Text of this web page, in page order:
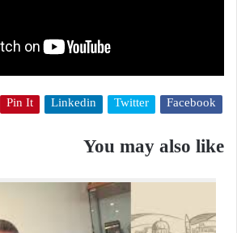
Facebook
Twitter
Linkedin
Pin It
You may also like